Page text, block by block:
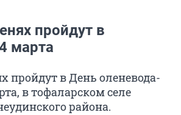
пройдут в
марта
пройдут в День оленевода-
в тофаларском селе
района.